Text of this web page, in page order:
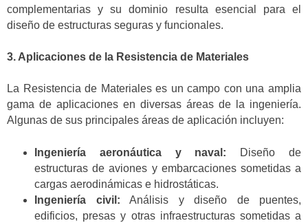
complementarias y su dominio resulta esencial para el
diseño de estructuras seguras y funcionales.
3. Aplicaciones de la Resistencia de Materiales
La Resistencia de Materiales es un campo con una amplia
gama de aplicaciones en diversas áreas de la ingeniería.
Algunas de sus principales áreas de aplicación incluyen:
Ingeniería aeronáutica y naval: Diseño de
estructuras de aviones y embarcaciones sometidas a
cargas aerodinámicas e hidrostáticas.
Ingeniería civil: Análisis y diseño de puentes,
edificios, presas y otras infraestructuras sometidas a